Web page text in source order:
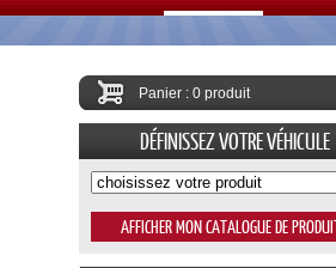
Panier : 0 produit
DÉFINISSEZ VOTRE VÉHICULE